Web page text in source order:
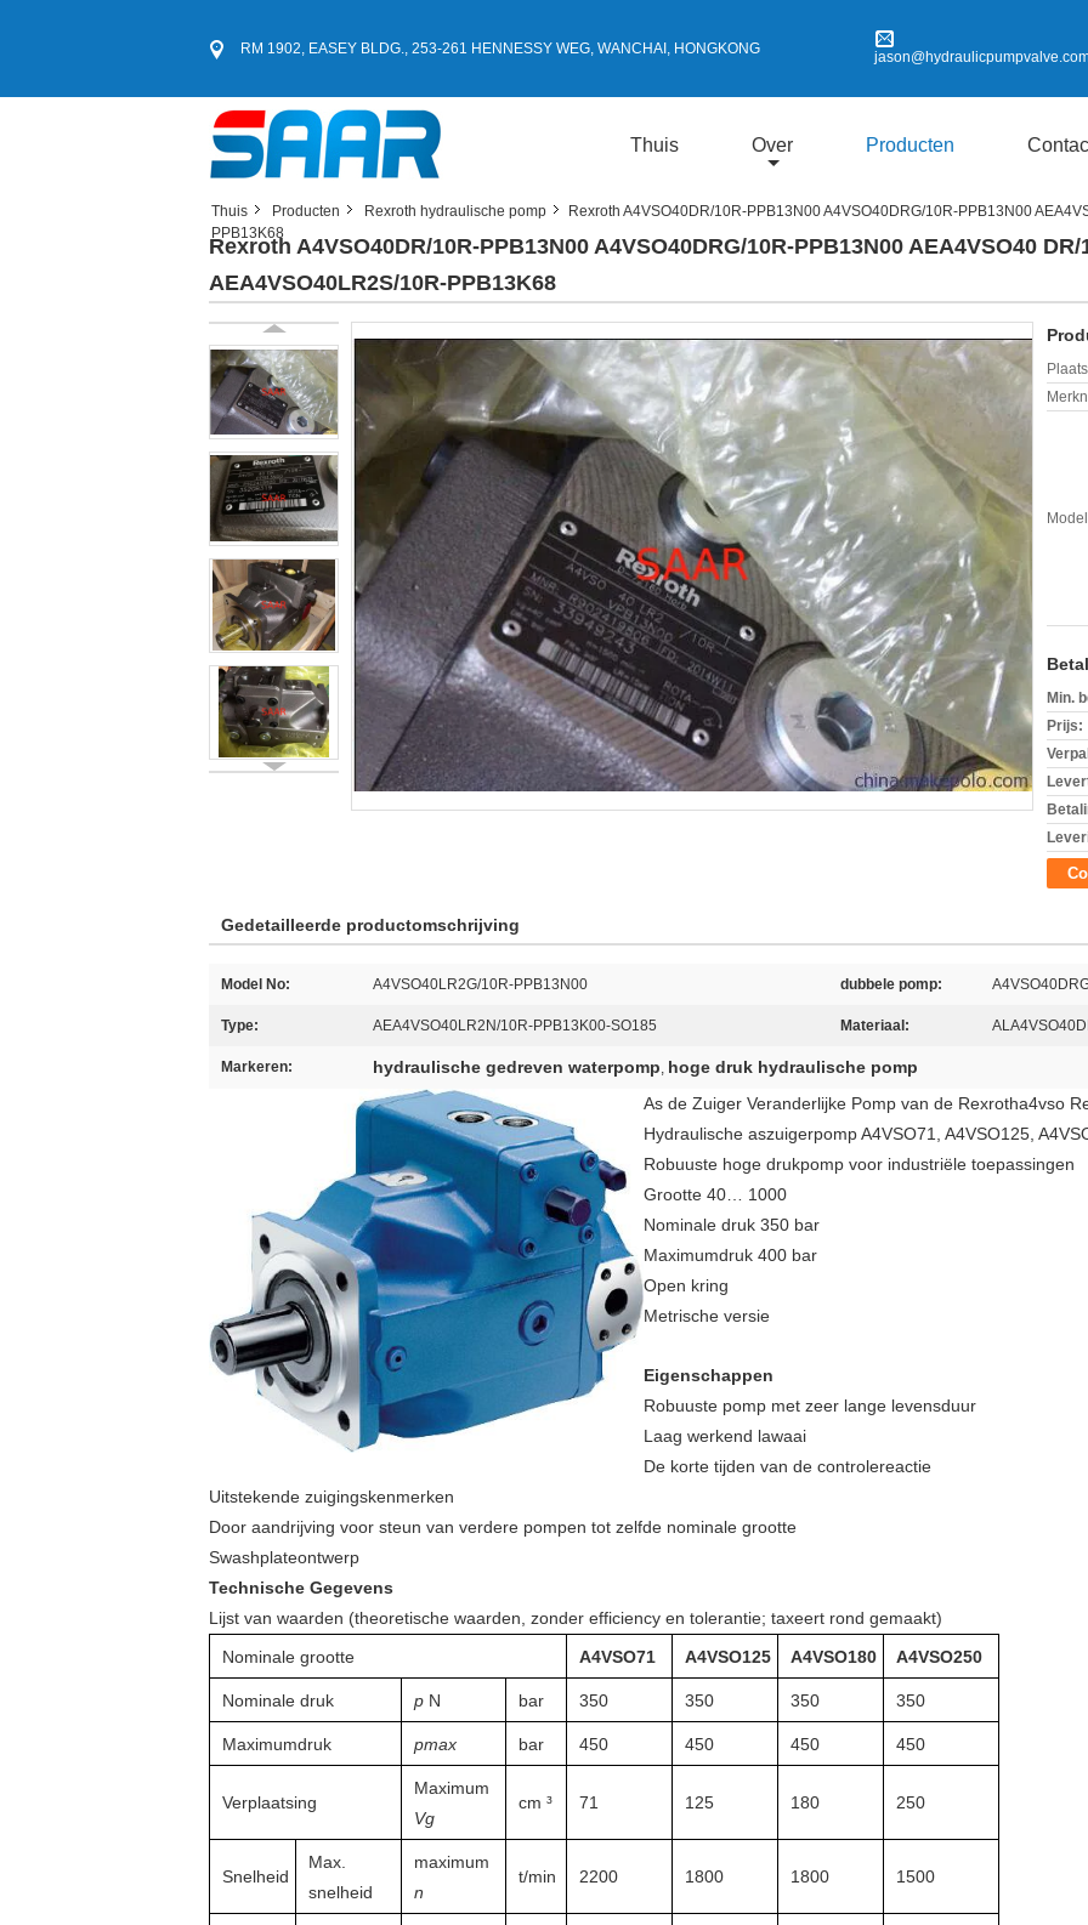
RM 1902, EASEY BLDG., 253-261 HENNESSY WEG, WANCHAI, HONGKONG
Thuis Over Producten
Thuis Producten Rexroth hydraulische pomp
Rexroth A4VSO40DR/10R-PPB13N00 A4VSO40DRG/10R-PPB13N00
PPB13K68
Rexroth A4VSO40DR/10R-PPB13N00 A4VSO40DRG/10R-PPB13N00 AEA4VSO40
AEA4VSO40LR2S/10R-PPB13K68
Min.
Prijs:
Gedetailleerde productomschrijving
Model No: A4VSO40LR2G/10R-PPB13N00 dubbele pomp:
Type: AEA4VSO40LR2N/10R-PPB13K00-SO185 Materiaal:
Markeren: hydraulische gedreven waterpomp, hoge druk hydraulische pomp
As de Zuiger Veranderlijke Pomp van de Rexrotha4vso
Hydraulische aszuigerpomp A4VSO71, A4VSO125,
Robuuste hoge drukpomp voor industriële toepassingen
Grootte 40… 1000
Nominale druk 350 bar
Maximumdruk 400 bar
Open kring
Metrische versie
Eigenschappen
Robuuste pomp met zeer lange levensduur
Laag werkend lawaai
De korte tijden van de controlereactie
Uitstekende zuigingskenmerken
Door aandrijving voor steun van verdere pompen tot zelfde nominale grootte
Swashplateontwerp
Technische Gegevens
Lijst van waarden (theoretische waarden, zonder efficiency en tolerantie; taxeert rond gemaakt)
Nominale grootte
A4VSO71 A4VSO125 A4VSO180 A4VSO250
Nominale druk p N bar 350 350 350 350
Maximumdruk pmax bar 450 450 450 450
Verplaatsing
Maximum
Vg
cm ³ 71 125 180 250
Snelheid
Max.
snelheid
maximum
n
t/min 2200 1800 1800 1500